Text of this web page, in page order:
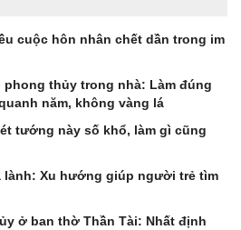
cuộc hôn nhân chết dần trong im
thủy trong nhà: Làm đúng
năm, không vàng lá
tướng này số khổ, làm gì cũng
lành: Xu hướng giúp người trẻ tìm
ở ban thờ Thần Tài: Nhất định